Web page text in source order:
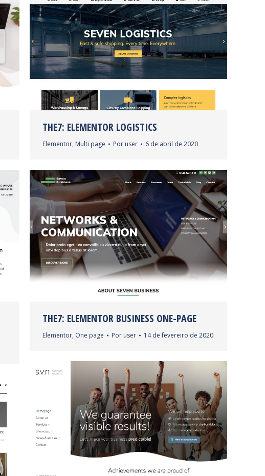
THE7: ELEMENTOR LOGISTICS
Elementor, Multi page Por user 6 de abril de 2020
THE7: ELEMENTOR BUSINESS ONE-PAGE
Elementor, One page Por user 14 de fevereiro de 2020